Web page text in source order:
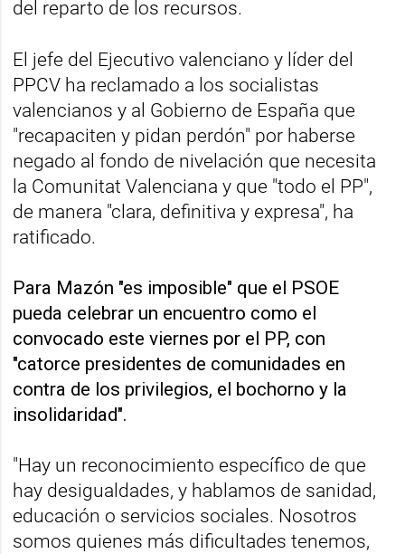
del reparto de los recursos.
El jefe del Ejecutivo valenciano y líder del
PPCV ha reclamado a los socialistas
valencianos y al Gobierno de España que
"recapaciten y pidan perdón" por haberse
negado al fondo de nivelación que necesita
la Comunitat Valenciana y que "todo el PP",
de manera "clara, definitiva y expresa", ha
ratificado.
Para Mazón "es imposible" que el PSOE
pueda celebrar un encuentro como el
convocado este viernes por el PP, con
"catorce presidentes de comunidades en
contra de los privilegios, el bochorno y la
insolidaridad".
"Hay un reconocimiento específico de que
hay desigualdades, y hablamos de sanidad,
educación o servicios sociales. Nosotros
somos quienes más dificultades tenemos,